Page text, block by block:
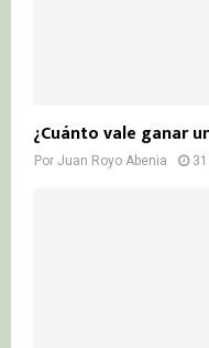
¿Cuánto vale ganar
Por Juan Royo Abenia